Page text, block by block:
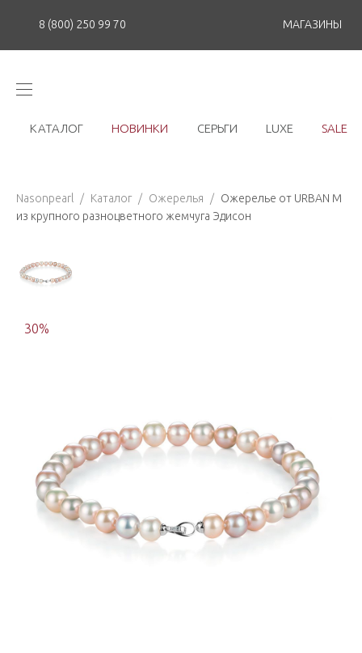
8 (800) 250 99 70 МАГАЗИНЫ
КАТАЛОГ НОВИНКИ СЕРЬГИ LUXE SALE
Nasonpearl / Каталог / Ожерелья / Ожерелье от URBAN M
из крупного разноцветного жемчуга Эдисон
30%